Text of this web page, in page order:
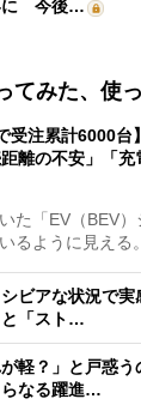
に 今後…
てみた、使
受注累計6000台
離の不安」「充
「EV（BEV）
るように見える
ビアな状況で
「スト…
軽？」と戸惑う
なる躍進…